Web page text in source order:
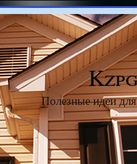
Полезные идеи